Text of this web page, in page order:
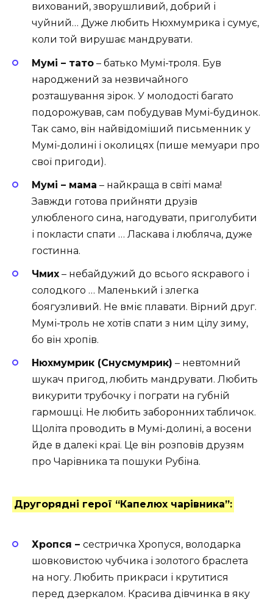
вихований, зворушливий, добрий і
чуйний… Дуже любить Нюхмумрика і сумує,
коли той вирушає мандрувати.
Мумі – тато – батько Мумі-троля. Був
народжений за незвичайного
розташування зірок. У молодості багато
подорожував, сам побудував Мумі-будинок.
Так само, він найвідоміший письменник у
Мумі-долині і околицях (пише мемуари про
свої пригоди).
Мумі – мама – найкраща в світі мама!
Завжди готова прийняти друзів
улюбленого сина, нагодувати, приголубити
і покласти спати … Ласкава і любляча, дуже
гостинна.
Чмих – небайдужий до всього яскравого і
солодкого … Маленький і злегка
боягузливий. Не вміє плавати. Вірний друг.
Мумі-троль не хотів спати з ним цілу зиму,
бо він хропів.
Нюхмумрик (Снусмумрик) – невтомний
шукач пригод, любить мандрувати. Любить
викурити трубочку і пограти на губній
гармошці. Не любить заборонних табличок.
Щоліта проводить в Мумі-долині, а восени
йде в далекі краї. Це він розповів друзям
про Чарівника та пошуки Рубіна.
Другорядні герої “Капелюх чарівника”:
Хропся – сестричка Хропуся, володарка
шовковистою чубчика і золотого браслета
на ногу. Любить прикраси і крутитися
перед дзеркалом. Красива дівчинка в яку